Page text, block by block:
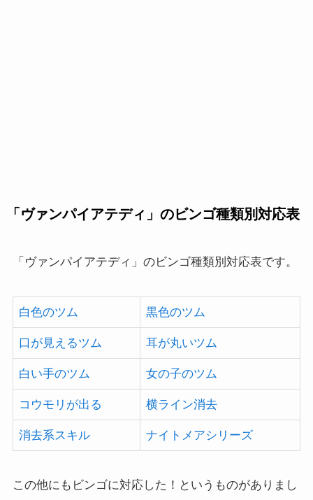
「ヴァンパイアテディ」のビンゴ種類別対応表
「ヴァンパイアテディ」のビンゴ種類別対応表です。
白色のツム 黒色のツム
口が見えるツム 耳が丸いツム
白い手のツム 女の子のツム
コウモリが出る 横ライン消去
消去系スキル ナイトメアシリーズ
この他にもビンゴに対応した！というものがありまし